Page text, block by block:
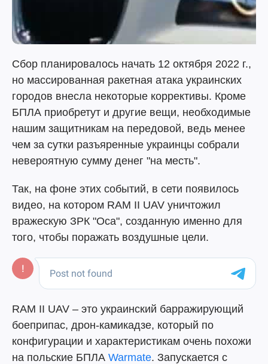
Сбор планировалось начать 12 октября 2022 г.,
но массированная ракетная атака украинских
городов внесла некоторые коррективы. Кроме
БПЛА приобретут и другие вещи, необходимые
нашим защитникам на передовой, ведь менее
чем за сутки разъяренные украинцы собрали
невероятную сумму денег "на месть".
Так, на фоне этих событий, в сети появилось
видео, на котором RAM II UAV уничтожил
вражескую ЗРК "Оса", созданную именно для
того, чтобы поражать воздушные цели.
RAM II UAV – это украинский барражирующий
боеприпас, дрон-камикадзе, который по
конфигурации и характеристикам очень похожи
на польские БПЛА Warmate. Запускается с